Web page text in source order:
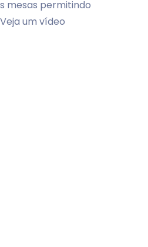
mesas permitindo
um vídeo